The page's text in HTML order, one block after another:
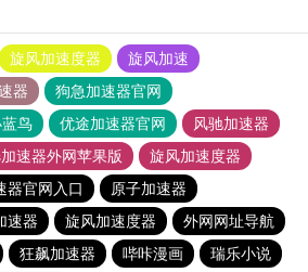
旋风加速度器
旋风加速
器
狗急加速器官网
鸟 优途加速器官网
风驰加速器
速器外网苹果版
旋风加速度器
器官网入口
原子加速器
速器 旋风加速度器
外网网址导航
狂飙加速器 哔咔漫画
瑞乐小说